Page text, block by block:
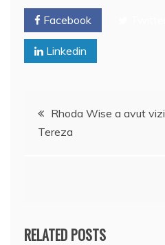
Facebook
Linkedin
Navigare
Rhoda Wise a avut
Tereza
RELATED POSTS